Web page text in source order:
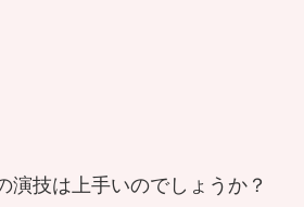
演技は上手いのでしょうか？